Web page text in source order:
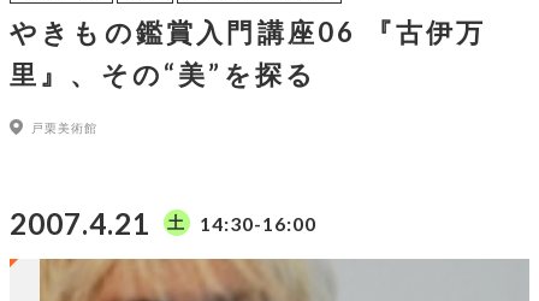
やきもの鑑賞入門講座06 『古伊万
里』、その“美”を探る
戸栗美術館
2007.4.21 土 14:30-16:00